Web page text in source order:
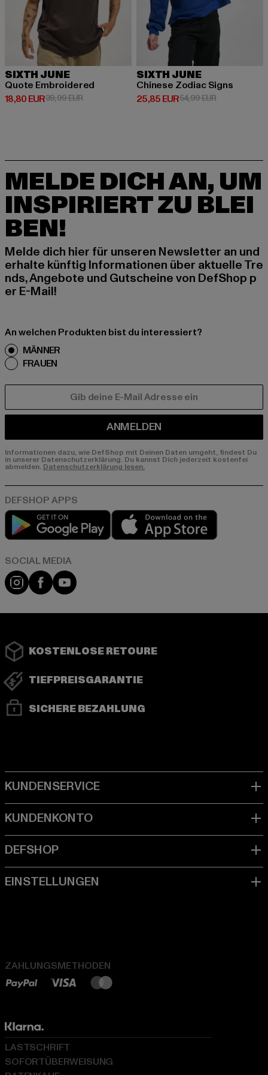
SIXTH JUNE
Quote Embroidered
18,80 EUR
Derzeitiger Preis: 18,80 EUR
39,99 EURAktionspreis: 39,99 EUR
SIXTH JUNE
Chinese Zodiac Signs
25,85 EUR
Derzeitiger Preis: 25,85 EUR
54,99 EURAktionspreis:
MELDE DICH AN, UM
INSPIRIERT ZU BLEI
BEN!
Melde dich hier für unseren Newsletter an und
erhalte künftig Informationen über aktuelle Tre
nds, Angebote und Gutscheine von DefShop p
er E-Mail!
An welchen Produkten bist du interessiert?
MÄNNER
FRAUEN
ANMELDEN
Informationen dazu, wie DefShop mit Deinen Daten umgeht, findest Du
in unserer Datenschutzerklärung. Du kannst Dich jederzeit kostenfei
abmelden. Datenschutzerklärung lesen.
Play market
Instagram
FacebookYouTube
KOSTENLOSE RETOURE
TIEFPREISGARANTIE
SICHERE BEZAHLUNG
ZAHLUNGSMETHODEN
LASTSCHRIFT
SOFORTÜBERWEISUNG